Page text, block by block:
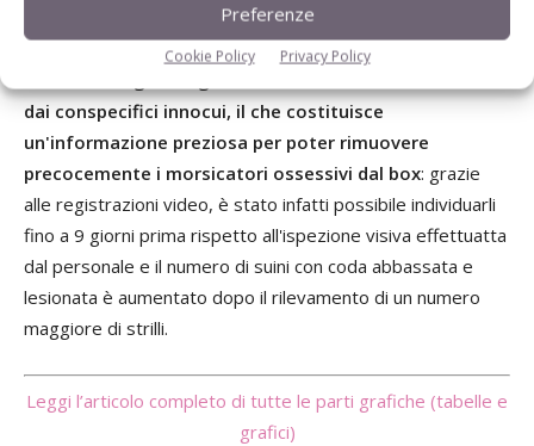
Preferenze
Cookie Policy Privacy Policy
eventi stressanti. Heseker et al. hanno inoltre dimostrato
chel’uso aggiuntivo di videocamere è assai utile per
dai conspecifici innocui, il che costituisce
un'informazione preziosa per poter rimuovere
precocemente i morsicatori ossessivi dal box: grazie
alle registrazioni video, è stato infatti possibile individuarli
fino a 9 giorni prima rispetto all'ispezione visiva effettuatta
dal personale e il numero di suini con coda abbassata e
lesionata è aumentato dopo il rilevamento di un numero
maggiore di strilli.
Leggi l’articolo completo di tutte le parti grafiche (tabelle e
grafici)